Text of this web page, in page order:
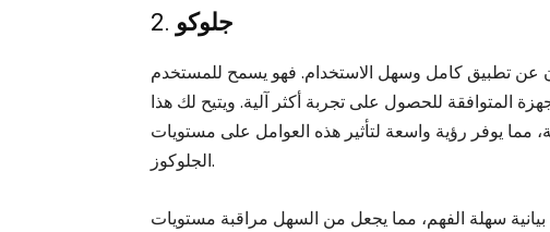
2. جلوكو
عن تطبيق كامل وسهل الاستخدام. فهو يسمح للمستخدم
المتوافقة للحصول على تجربة أكثر آلية. ويتيح لك هذا
مما يوفر رؤية واسعة لتأثير هذه العوامل على مستويات
الجلوكوز.
سهلة الفهم، مما يجعل من السهل مراقبة مستويات